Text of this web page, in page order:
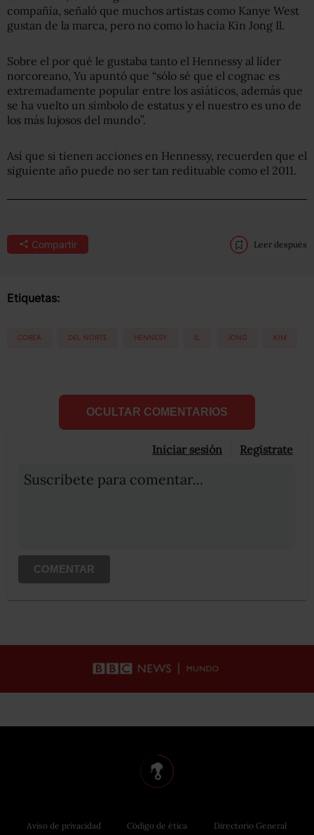
compañía, señaló que muchos artistas como Kanye West
gustan de la marca, pero no como lo hacía Kin Jong Il.
Sobre el por qué le gustaba tanto el Hennessy al líder
norcoreano, Yu apuntó que “sólo sé que el cognac es
extremadamente popular entre los asiáticos, además que
se ha vuelto un símbolo de estatus y el nuestro es uno de
los más lujosos del mundo”.
Así que si tienen acciones en Hennessy, recuerden que el
siguiente año puede no ser tan redituable como el 2011.
Compartir Leer después
Etiquetas:
COREA DEL NORTE HENNESY IL JONG KIM
OCULTAR COMENTARIOS
Iniciar sesión Registrate
Suscribete para comentar...
COMENTAR
Aviso de privacidad Código de ética Directorio General